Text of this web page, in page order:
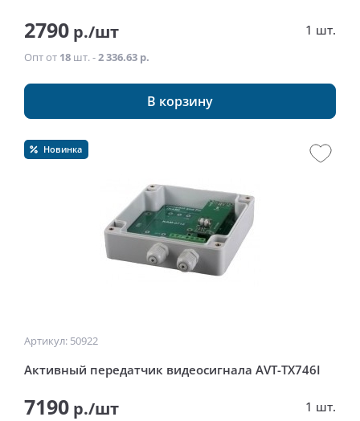
2790 р./шт 1 шт.
Опт от 18 шт. -2 336.63 р.
В корзину
Новинка
Артикул: 50922
Активный передатчик видеосигнала AVT-TX746I
7190 р./шт 1 шт.